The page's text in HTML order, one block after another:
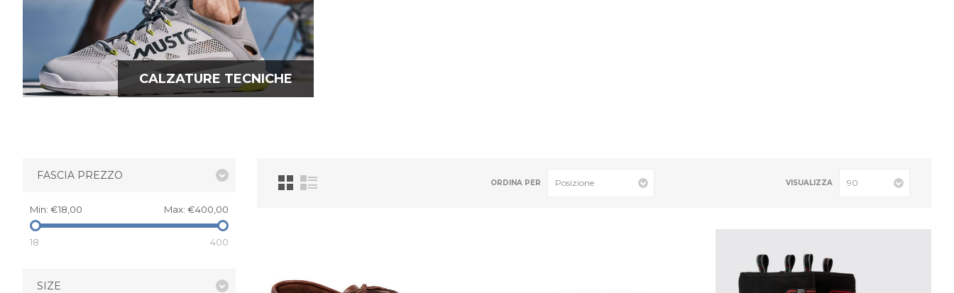
CALZATURE TECNICHE
ORDINA PER VISUALIZZA
FASCIA PREZZO
Min: €18,00 Max: €400,00
18 400
SIZE